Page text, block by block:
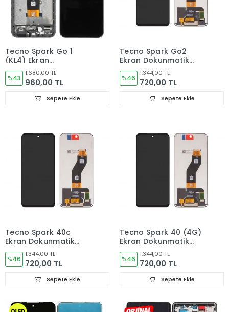
Tecno Spark Go 1
(KL4) Ekran
Dokunmatik Cam
Çıtalı
%43
1.680,00 TL
960,00 TL
Sepete Ekle
Tecno Spark Go2
Ekran Dokunmatik
Cam KM4
%46
1.344,00 TL
720,00 TL
Sepete Ekle
Tecno Spark 40c
Ekran Dokunmatik
Cam KM4k
%46
1.344,00 TL
720,00 TL
Sepete Ekle
Tecno Spark 40 (4G)
Ekran Dokunmatik
Cam KM5
%46
1.344,00 TL
720,00 TL
Sepete Ekle